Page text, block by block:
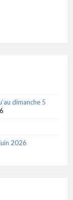
dimanche 5
2026